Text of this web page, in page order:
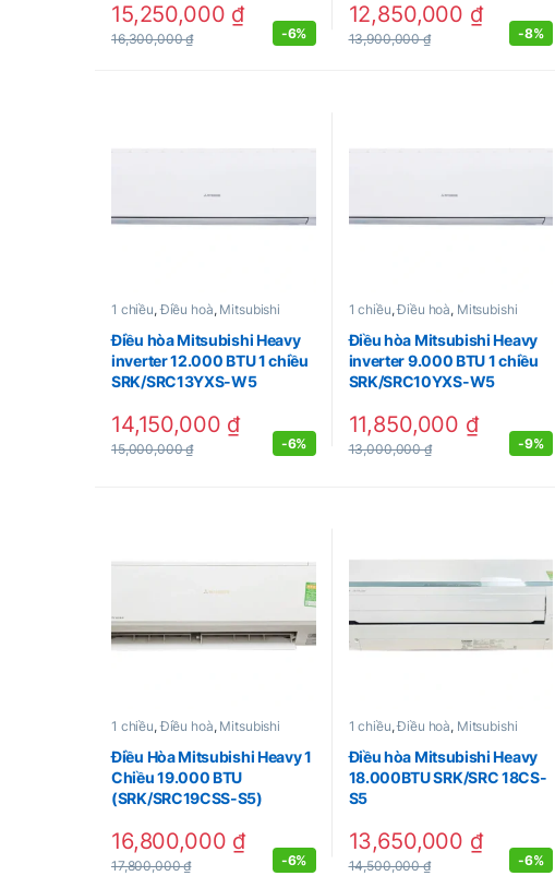
15,250,000 ₫
16,300,000₫ -6%
12,850,000 ₫
13,900,000₫ -8%
1 chiều,Điều hoà, Mitsubishi
Điều hòa Mitsubishi Heavy
inverter 12.000 BTU 1 chiều
SRK/SRC13YXS-W5
14,150,000 ₫
15,000,000₫ -6%
1 chiều,Điều hoà, Mitsubishi
Điều hòa Mitsubishi Heavy
inverter 9.000 BTU 1 chiều
SRK/SRC10YXS-W5
11,850,000 ₫
13,000,000₫ -9%
1 chiều,Điều hoà, Mitsubishi
Điều Hòa Mitsubishi Heavy 1
Chiều 19.000 BTU
(SRK/SRC19CSS-S5)
16,800,000 ₫
17,800,000₫ -6%
1 chiều,Điều hoà, Mitsubishi
Điều hòa Mitsubishi Heavy
18.000BTU SRK/SRC 18CS-
S5
13,650,000 ₫
14,500,000₫ -6%